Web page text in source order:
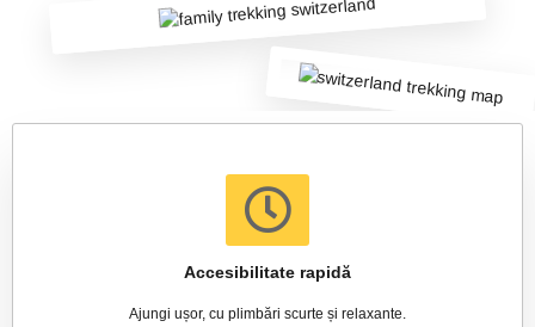
Accesibilitate rapidă
Ajungi ușor, cu plimbări scurte și relaxante.